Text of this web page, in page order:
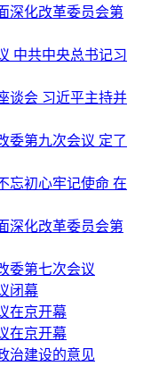
深化改革委员会第
中共中央总书记习
谈会 习近平主持并
委第九次会议 定了
忘初心牢记使命 在
深化改革委员会第
委第七次会议
闭幕
在京开幕
在京开幕
治建设的意见